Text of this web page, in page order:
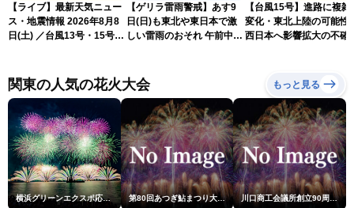
【ライブ】最新天気ニュー
ス・地震情報 2026年8月8
日(土) ／台風13号・15号
ーニュースLiVEムーン・戸
北美月／芳野達郎〉
【ゲリラ雷雨警戒】あす9
日(日)も東北や東日本で激
しい雷雨のおそれ 午前中か
【台風15号】進路に複雑
変化・東北上陸の可能性
西日本へ影響拡大の不確
関東の人気の花火大会 もっと見る
横浜グリーンエクスポ応援 みなとみらいフェスティバル「スカイシンフォニーinヨコハマ presented byコロワイド」 第80回あつぎ鮎まつり大花火大会 川口商工会議所創立90周年・青年部40周年・女性会30周年記念 第6回川口花火大会